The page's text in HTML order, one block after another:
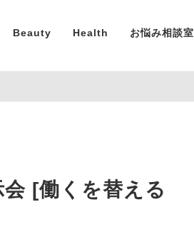
Beauty Health お悩み相談室
[働くを替える